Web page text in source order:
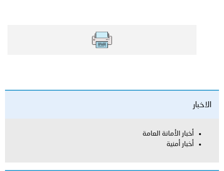
الاخبار
أخبار الأمانة العامة
أخبار أمنية